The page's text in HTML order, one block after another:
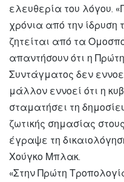
ελευθερία του λόγου.
χρόνια από την ίδρυση
ζητείται από τα
απαντήσουν ότι η
Συντάγματος δεν
μάλλον εννοεί ότι η
σταματήσει τη
ζωτικής σημασίας
έγραψε τη
Χούγκο Μπλακ.
«Στην Πρώτη